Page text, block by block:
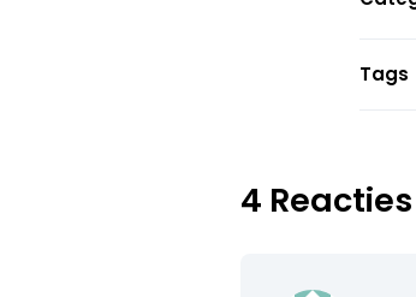
Tags
4 Reacties